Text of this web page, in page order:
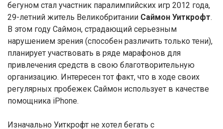
бегуном стал участник паралимпийских игр 2012 года,
29-летний житель Великобритании Саймон Уиткрофт.
В этом году Саймон, страдающий серьезным
нарушением зрения (способен различить только тени),
планирует участвовать в ряде марафонов для
привлечения средств в свою благотворительную
организацию. Интересен тот факт, что в ходе своих
регулярных пробежек Саймон использует в качестве
помощника iPhone.
Изначально Уиткрофт не хотел бегать с